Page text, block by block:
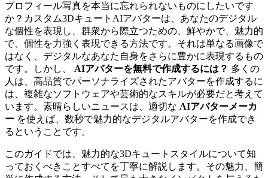
プロフィール写真を本当に忘れられないものにしたいです
か？カスタム3DキュートAIアバターは、あなたのデジタル
な個性を表現し、群衆から際立つための、鮮やかで、魅力的
で、個性を力強く表現できる方法です。それは単なる画像で
はなく、デジタルなあなた自身をさらに豊かに表現するもの
です。しかし、 AIアバターを無料で作成するには？ 多くの
人は、高品質でパーソナライズされたアバターを作成するに
は、複雑なソフトウェアや芸術的なスキルが必要だと考えて
います。素晴らしいニュースは、適切な AIアバターメーカ
ー を使えば、数秒で魅力的なデジタルアバターを作成でき
るということです。
このガイドでは、魅力的な3Dキュートスタイルについて知
っておくべきことすべてを丁寧に解説します。その魅力、簡